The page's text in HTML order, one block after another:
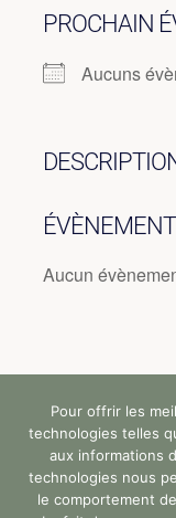
PROCHAIN
Aucuns
Aucun
Tous droits
2024 |
Pour offrir les
technologies telles
aux informations
technologies nous
le comportement